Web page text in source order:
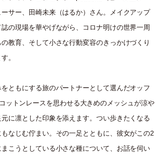
サー、田崎未来（はるか）さん。メイクアップ
の現場を華やげながら、コロナ明けの世界一周
教育、そして小さな行動変容のきっかけづくり
。
ともにする旅のパートナーとして選んだオッフ
ットンレースを思わせる大きめのメッシュが涼や
に凛とした印象を添えます。つい歩きたくなる
なじむ佇まい。その一足とともに、彼女がこの2
こうとしている小さな種について、お話を伺い